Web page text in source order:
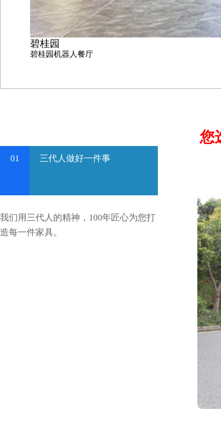
碧桂园
碧桂园机器人餐厅
您
01 三代人做好一件事
我们用三代人的精神，100年匠心为您打
造每一件家具。